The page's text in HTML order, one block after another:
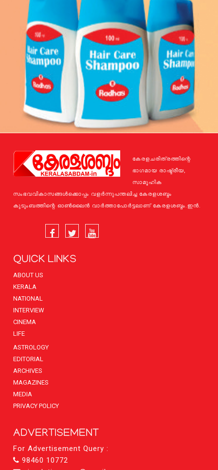
കേരളചരിത്രത്തിന്റെ
ഭാഗമായ രാഷ്ട്രീയ,
സാമൂഹിക
സംഭവവികാസങ്ങള്‍ക്കൊപ്പം വളര്‍ന്നുപന്തലിച്ച കേരളശബ്ദം
കുടുംബത്തിന്റെ ഓണ്‍ലൈന്‍ വാര്‍ത്താപോര്‍ട്ടലാണ് കേരളശബ്ദം.ഇന്‍.
QUICK LINKS
ABOUT US
KERALA
NATIONAL
INTERVIEW
CINEMA
LIFE
ASTROLOGY
EDITORIAL
ARCHIVES
MAGAZINES
MEDIA
PRIVACY POLICY
ADVERTISEMENT
For Advertisement Query :
98460 10772